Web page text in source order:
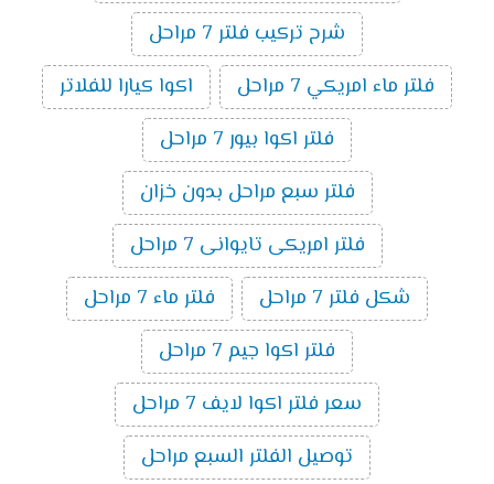
شرح تركيب فلتر 7 مراحل
فلتر ماء امريكي 7 مراحل
اكوا كيارا للفلاتر
فلتر اكوا بيور 7 مراحل
فلتر سبع مراحل بدون خزان
فلتر امريكى تايوانى 7 مراحل
شكل فلتر 7 مراحل
فلتر ماء 7 مراحل
فلتر اكوا جيم 7 مراحل
سعر فلتر اكوا لايف 7 مراحل
توصيل الفلتر السبع مراحل